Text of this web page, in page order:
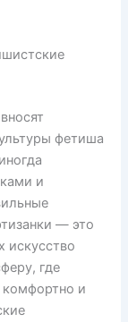
фетиша
и
— это
искусство
где
комфортно и